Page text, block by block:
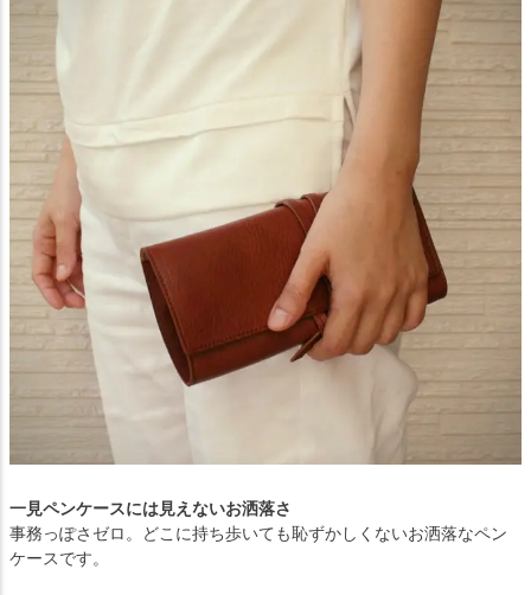
一見ペンケースには見えないお洒落さ
事務っぽさゼロ。どこに持ち歩いても恥ずかしくないお洒落なペン
ケースです。